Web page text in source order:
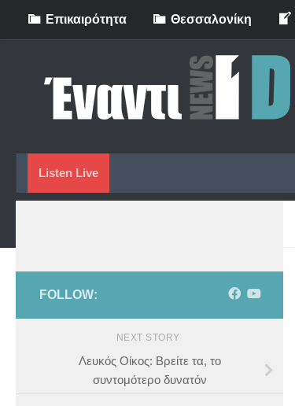
Skip to content
Eπικαιρότητα Θεσσαλονίκη
Listen Live
FOLLOW:
NEXT STORY
Λευκός Οίκος: Βρείτε τα, το
συντομότερο δυνατόν